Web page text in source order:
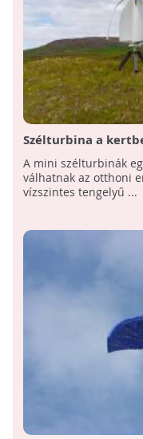
Szélturbina a
A mini szélturbinák
válhatnak az otthoni
vízszintes tengelyű ...